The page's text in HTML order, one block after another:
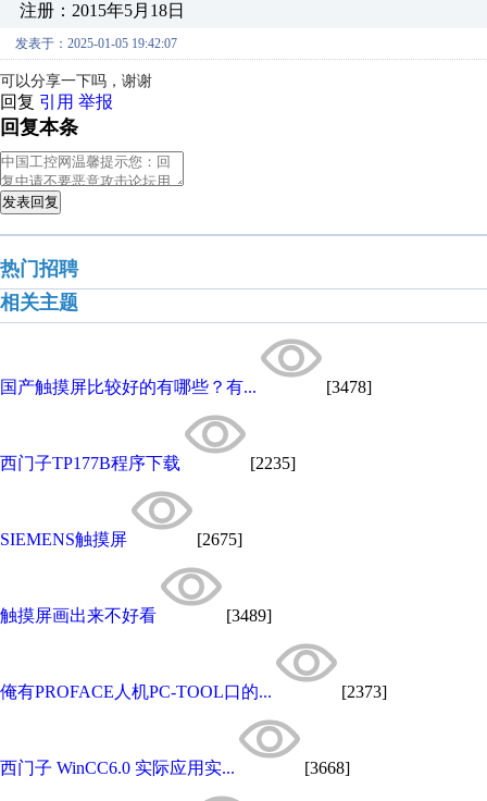
注册：2015年5月18日
发表于：2025-01-05 19:42:07
可以分享一下吗，谢谢
回复 引用 举报
回复本条
发表回复
热门招聘
相关主题
国产触摸屏比较好的有哪些？有... [3478]
西门子TP177B程序下载 [2235]
SIEMENS触摸屏 [2675]
触摸屏画出来不好看 [3489]
俺有PROFACE人机PC-TOOL口的... [2373]
西门子 WinCC6.0 实际应用实... [3668]